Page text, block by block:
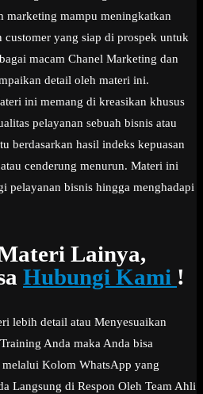
marketing mampu meningkatkan
customer yang siap di prospek untuk
macam Chanel Marketing dan
detail oleh materi ini.
ini memang di kreasikan khusus
pelayanan sebuah bisnis atau
berdasarkan hasil indeks kepuasan
cenderung menurun. Materi ini
pelayanan bisnis hingga menghadapi
Lainya,
Hubungi Kami !
lebih detail atau Menyesuaikan
Anda maka Anda bisa
Kolom WhatsApp yang
Langsung di Respon Oleh Team Ahli